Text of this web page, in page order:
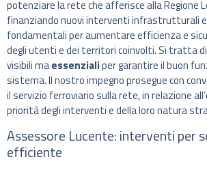
potenziare la rete che afferisce alla Regione
finanziando nuovi interventi infrastrutturali
fondamentali per aumentare efficienza e
degli utenti e dei territori coinvolti. Si tratta
visibili maessenzialiper garantire il buon
sistema. Il nostro impegno prosegue con
il servizio ferroviario sulla rete, in relazione
priorità degli interventi e della loro natura
Assessore Lucente: interventi per
efficiente